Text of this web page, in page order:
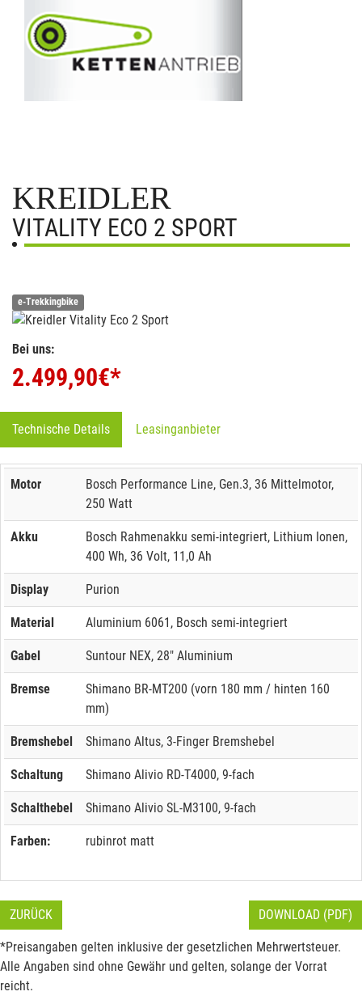
KREIDLER
VITALITY ECO 2 SPORT
e-Trekkingbike
Bei uns:
2.499,90€*
Technische Details Leasinganbieter
Motor
Bosch Performance Line, Gen.3, 36 Mittelmotor,
250 Watt
Akku
Bosch Rahmenakku semi-integriert, Lithium Ionen,
400 Wh, 36 Volt, 11,0 Ah
Display Purion
Material Aluminium 6061, Bosch semi-integriert
Gabel Suntour NEX, 28" Aluminium
Bremse
Shimano BR-MT200 (vorn 180 mm / hinten 160
mm)
Bremshebel Shimano Altus, 3-Finger Bremshebel
Schaltung Shimano Alivio RD-T4000, 9-fach
Schalthebel Shimano Alivio SL-M3100, 9-fach
Farben: rubinrot matt
ZURÜCK DOWNLOAD (PDF)
*Preisangaben gelten inklusive der gesetzlichen Mehrwertsteuer.
Alle Angaben sind ohne Gewähr und gelten, solange der Vorrat
reicht.